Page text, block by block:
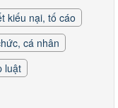
kiếu nại, tố cáo
cá nhân
luật